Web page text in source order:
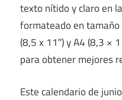
texto nítido y claro en
formateado en tamaño
(8,5 x 11″) y A4 (8,3 ×
para obtener mejores
Este calendario de